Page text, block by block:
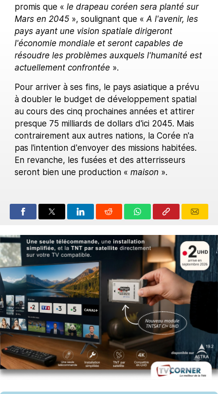
promis que « le drapeau coréen sera planté sur
Mars en 2045 », soulignant que « A l'avenir, les
pays ayant une vision spatiale dirigeront
l'économie mondiale et seront capables de
résoudre les problèmes auxquels l'humanité est
actuellement confrontée ».
Pour arriver à ses fins, le pays asiatique a prévu
à doubler le budget de développement spatial
au cours des cinq prochaines années et attirer
presque 75 milliards de dollars d'ici 2045. Mais
contrairement aux autres nations, la Corée n'a
pas l'intention d'envoyer des missions habitées.
En revanche, les fusées et des atterrisseurs
seront bien une production « maison ».